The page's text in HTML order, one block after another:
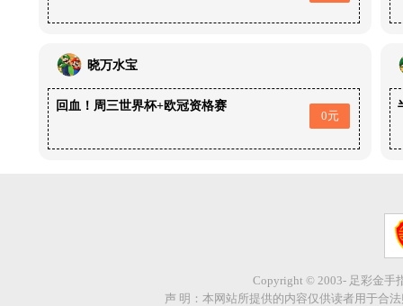
晓万水宝
回血！周三世界杯+欧冠资格赛
0元
Copyright © 2003- 足彩金手
声 明：本网站所提供的内容仅供读者用于合